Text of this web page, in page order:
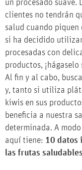
un procesado suave.
clientes no tendrán
salud cuando piquen
si ha decidido
procesadas con
productos,
Al fin y al cabo,
y, tanto si utiliza
kiwis en sus
beneficia a nuestra
determinada. A
aquí tiene: 10 datos
las frutas saludables